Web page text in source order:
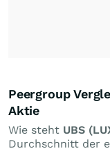
Peergroup
Aktie
Wie steht UBS
Durchschnitt der